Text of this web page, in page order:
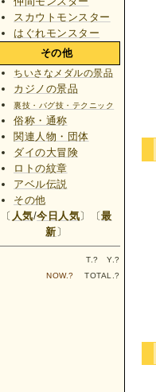
スカウトモンスター
はぐれモンスター
その他
ちいさなメダルの景品
カジノの景品
裏技・バグ技・テクニック
俗称・通称
関連人物・団体
ダイの大冒険
ロトの紋章
アベル伝説
その他
〔 人気/今日人気〕〔最
新 〕
T.? Y.?
NOW.? TOTAL.?